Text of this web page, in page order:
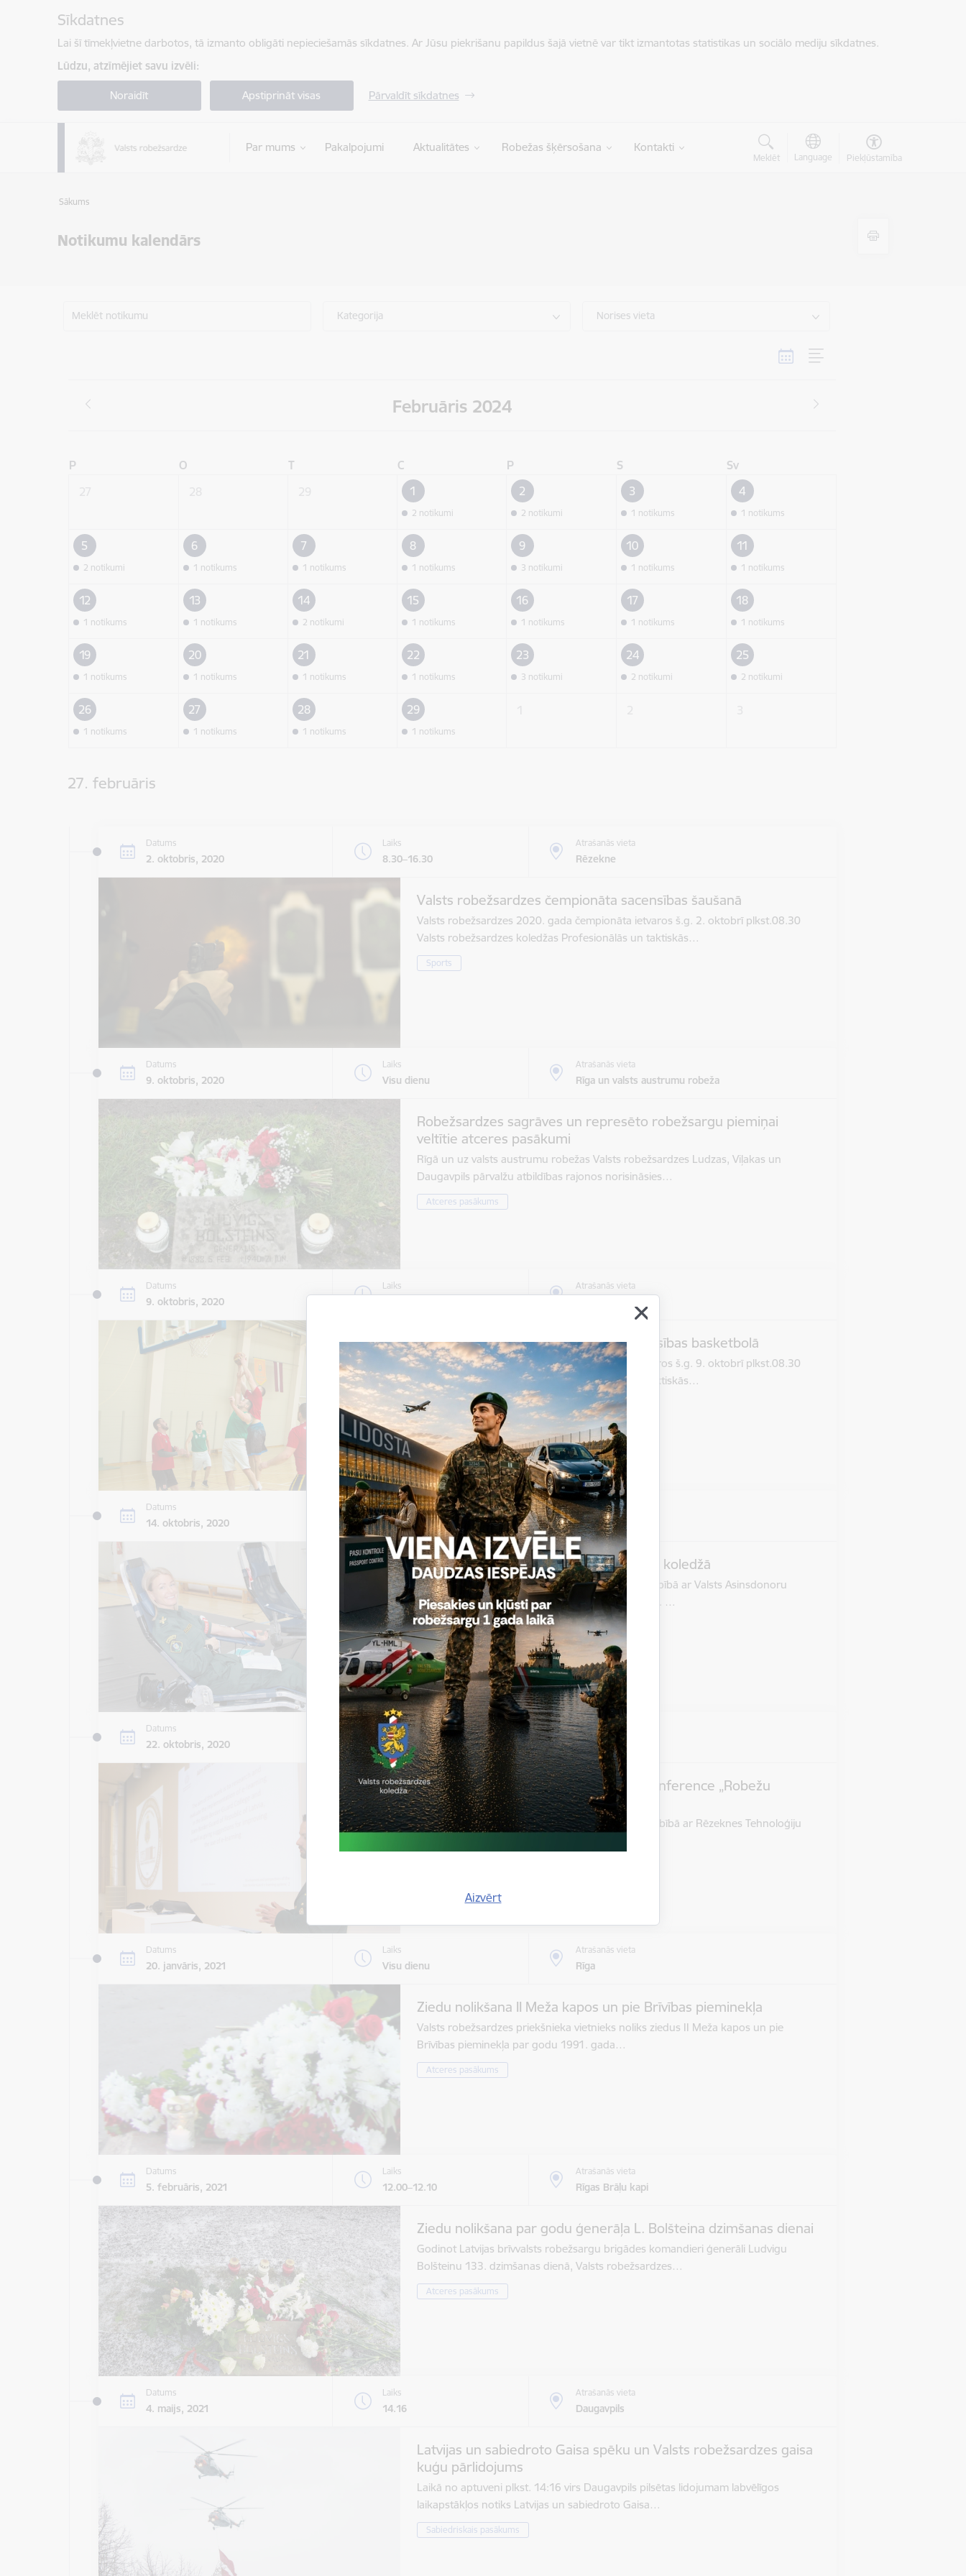
Sīkdatnes
Lai šī tīmekļvietne darbotos, tā izmanto obligāti nepieciešamās sīkdatnes. Ar Jūsu piekrišanu papildus šajā vietnē var tikt izmantotas statistikas un sociālo mediju sīkdatnes.
Lūdzu, atzīmējiet savu izvēli:
Noraidīt Apstiprināt visas Pārvaldīt sīkdatnes
Par mums Pakalpojumi Aktualitātes Robežas šķērsošana Kontakti
Meklēt Language Piekļūstamība
Sākums
Notikumu kalendārs
Aizvērt
Meklēt notikumu Kategorija Norises vieta
Februāris 2024
P O T C P S
Sv
1
2 notikumi
2
2 notikumi
3
1 notikums
4
1 notikums
5
2 notikumi
6
1 notikums
7
1 notikums
8
1 notikums
9
3 notikumi
10
1 notikums
11
1 notikums
12
1 notikums
13
1 notikums
14
2 notikumi
15
1 notikums
16
1 notikums
17
1 notikums
18
1 notikums
19
1 notikums
20
1 notikums
21
1 notikums
22
1 notikums
23
3 notikumi
24
2 notikumi
25
2 notikumi
26
1 notikums
27
1 notikums
28
1 notikums
29
1 notikums
27. februāris
Datums
2. oktobris, 2020
Laiks
8.30–16.30
Atrašanās vieta
Rēzekne
Valsts robežsardzes čempionāta sacensības šaušanā
Valsts robežsardzes 2020. gada čempionāta ietvaros š.g. 2. oktobrī plkst.08.30
Valsts robežsardzes koledžas Profesionālās un taktiskās…
Sports
Datums
9. oktobris, 2020
Laiks
Visu dienu
Atrašanās vieta
Rīga un valsts austrumu robeža
Robežsardzes sagrāves un represēto robežsargu piemiņai
veltītie atceres pasākumi
Rīgā un uz valsts austrumu robežas Valsts robežsardzes Ludzas, Viļakas un
Daugavpils pārvalžu atbildības rajonos norisināsies…
Atceres pasākums
Datums
9. oktobris, 2020
Laiks Atrašanās vieta
Valsts robežsardzes čempionāta sacensības basketbolā
Valsts robežsardzes 2020. gada čempionāta ietvaros š.g. 9. oktobrī plkst.08.30
Valsts robežsardzes koledžas Profesionālās un taktiskās…
Sports
Datums
14. oktobris, 2020
Laiks
8.00–11.00
Atrašanās vieta
Rēzekne
Asinsdonoru diena Valsts robežsardzes koledžā
Š.g. 14.oktobrī Valsts robežsardzes koledžā sadarbībā ar Valsts Asinsdonoru
centra Latgales filiāli tiks rīkota Asinsdonoru diena. …
Sabiedriskais pasākums
Datums
22. oktobris, 2020
Laiks
Visu dienu
Atrašanās vieta
tiešsaistē
VIII starptautiskā zinātniski praktiskā konference „Robežu
drošība un pārvaldība”
Jau astoto reizi Valsts robežsardzes koledža sadarbībā ar Rēzeknes Tehnoloģiju
Datums
20. janvāris, 2021
Laiks
Visu dienu
Atrašanās vieta
Rīga
Ziedu nolikšana II Meža kapos un pie Brīvības pieminekļa
Valsts robežsardzes priekšnieka vietnieks noliks ziedus II Meža kapos un pie
Brīvības pieminekļa par godu 1991. gada…
Atceres pasākums
Datums
5. februāris, 2021
Laiks
12.00–12.10
Atrašanās vieta
Rīgas Brāļu kapi
Ziedu nolikšana par godu ģenerāļa L. Bolšteina dzimšanas dienai
Godinot Latvijas brīvvalsts robežsargu brigādes komandieri ģenerāli Ludvigu
Bolšteinu 133. dzimšanas dienā, Valsts robežsardzes…
Atceres pasākums
Datums
4. maijs, 2021
Laiks
14.16
Atrašanās vieta
Daugavpils
Latvijas un sabiedroto Gaisa spēku un Valsts robežsardzes gaisa
kuģu pārlidojums
Laikā no aptuveni plkst. 14:16 virs Daugavpils pilsētas lidojumam labvēlīgos
laikapstākļos notiks Latvijas un sabiedroto Gaisa…
Sabiedriskais pasākums